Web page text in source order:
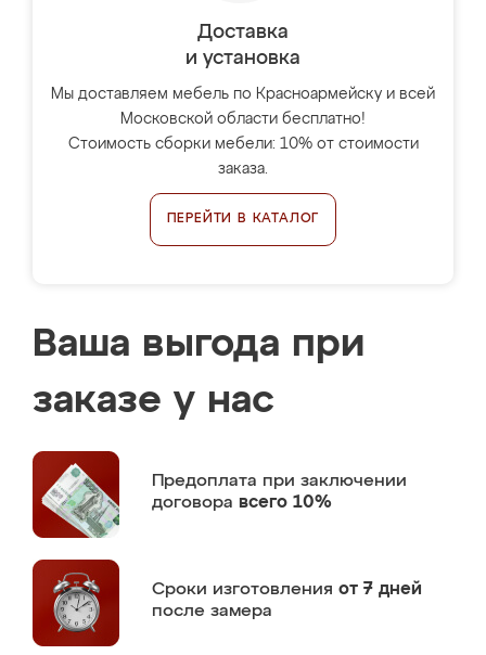
Доставка
и установка
Мы доставляем мебель по Красноармейску и всей
Московской области бесплатно!
Стоимость сборки мебели: 10% от стоимости
заказа.
ПЕРЕЙТИ В КАТАЛОГ
Ваша выгода при
заказе у нас
Предоплата при заключении
договора всего 10%
Сроки изготовления от 7 дней
после замера